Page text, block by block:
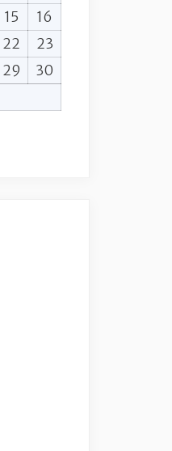
15
16
22
23
29
30